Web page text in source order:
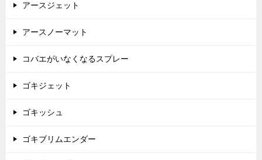
アースジェット
アースノーマット
コバエがいなくなるスプレー
ゴキジェット
ゴキッシュ
ゴキブリムエンダー